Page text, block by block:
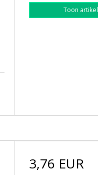
Toon artikel
3,76 EUR